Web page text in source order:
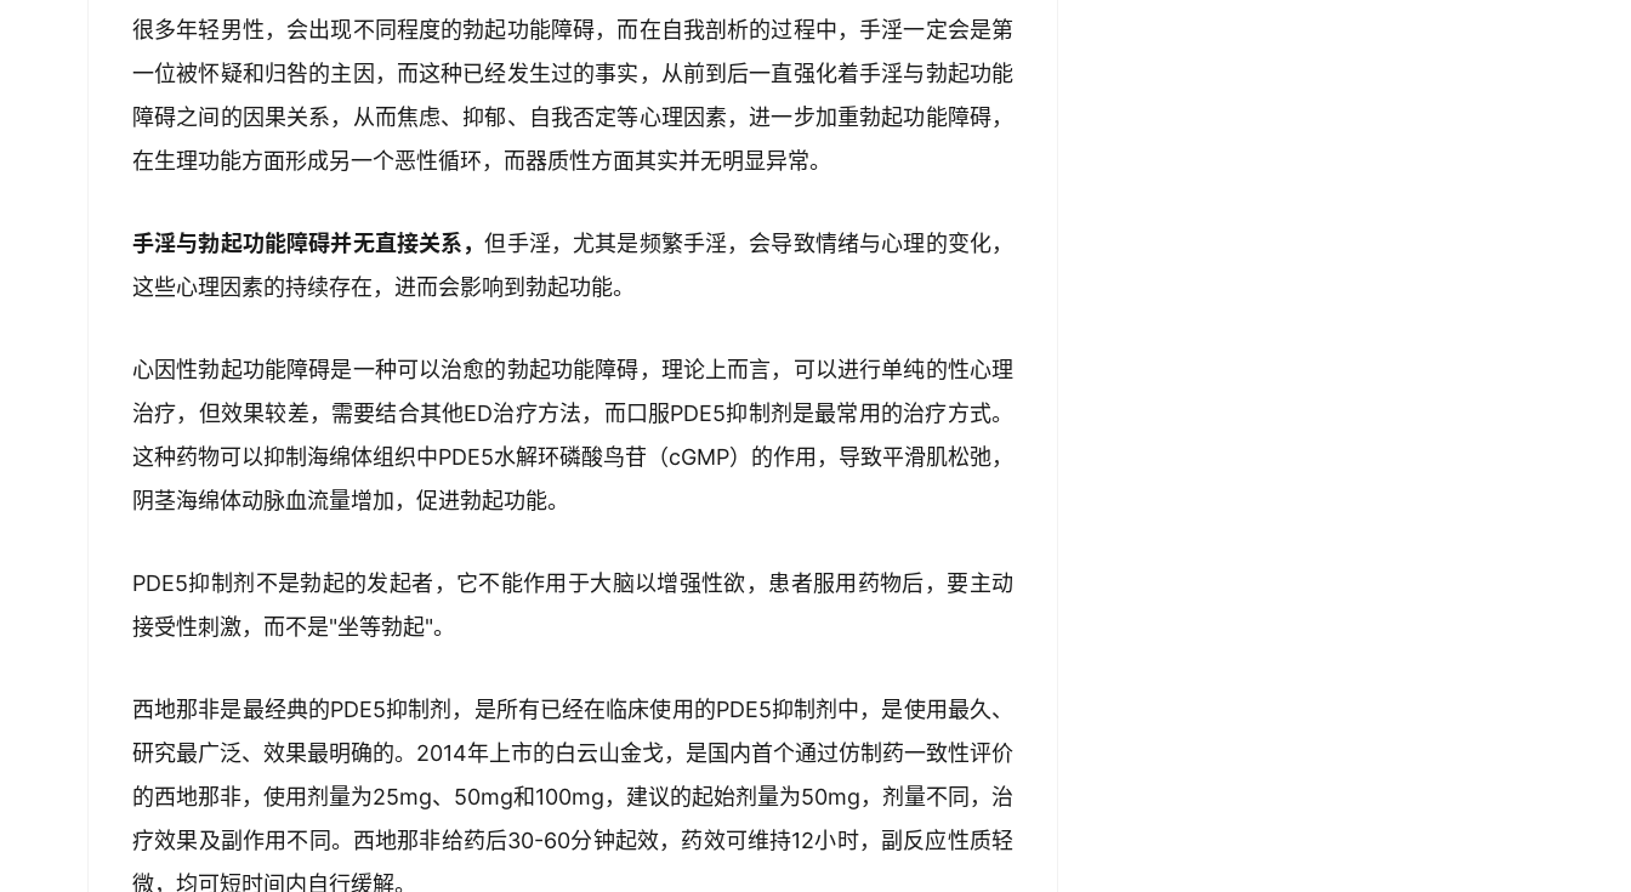
很多年轻男性，会出现不同程度的勃起功能障碍，而在自我剖析的过程中，手淫一定会是第
一位被怀疑和归咎的主因，而这种已经发生过的事实，从前到后一直强化着手淫与勃起功能
障碍之间的因果关系，从而焦虑、抑郁、自我否定等心理因素，进一步加重勃起功能障碍，
在生理功能方面形成另一个恶性循环，而器质性方面其实并无明显异常。
手淫与勃起功能障碍并无直接关系，但手淫，尤其是频繁手淫，会导致情绪与心理的变化，
这些心理因素的持续存在，进而会影响到勃起功能。
心因性勃起功能障碍是一种可以治愈的勃起功能障碍，理论上而言，可以进行单纯的性心理
治疗，但效果较差，需要结合其他ED治疗方法，而口服PDE5抑制剂是最常用的治疗方式。
这种药物可以抑制海绵体组织中PDE5水解环磷酸鸟苷（cGMP）的作用，导致平滑肌松弛，
阴茎海绵体动脉血流量增加，促进勃起功能。
PDE5抑制剂不是勃起的发起者，它不能作用于大脑以增强性欲，患者服用药物后，要主动
接受性刺激，而不是"坐等勃起"。
西地那非是最经典的PDE5抑制剂，是所有已经在临床使用的PDE5抑制剂中，是使用最久、
研究最广泛、效果最明确的。2014年上市的白云山金戈，是国内首个通过仿制药一致性评价
的西地那非，使用剂量为25mg、50mg和100mg，建议的起始剂量为50mg，剂量不同，治
疗效果及副作用不同。西地那非给药后30-60分钟起效，药效可维持12小时，副反应性质轻
微，均可短时间内自行缓解。